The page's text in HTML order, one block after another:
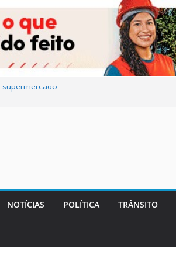
e pede
UBS do
NOTÍCIAS POLÍTICA TRÂNSITO